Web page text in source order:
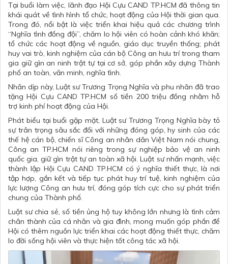
Tại buổi làm việc, lãnh đạo Hội Cựu CAND TP.HCM đã thông tin
khái quát về tình hình tổ chức, hoạt động của Hội thời gian qua.
Trong đó, nổi bật là việc triển khai hiệu quả các chương trình
“Nghĩa tình đồng đội”, chăm lo hội viên có hoàn cảnh khó khăn;
tổ chức các hoạt động về nguồn, giáo dục truyền thống; phát
huy vai trò, kinh nghiệm của cán bộ Công an hưu trí trong tham
gia giữ gìn an ninh trật tự tại cơ sở, góp phần xây dựng Thành
phố an toàn, văn minh, nghĩa tình.
Nhân dịp này, Luật sư Trương Trọng Nghĩa và phu nhân đã trao
tặng Hội Cựu CAND TP.HCM số tiền 200 triệu đồng nhằm hỗ
trợ kinh phíhoạt động của Hội.
Phát biểu tại buổi gặp mặt, Luật sư Trương Trọng Nghĩa bày tỏ
sự trân trọng sâu sắc đối với những đóng góp, hy sinh của các
thế hệ cán bộ, chiến sĩ Công an nhân dân Việt Nam nói chung,
Công an TP.HCM nói riêng trong sự nghiệp bảo vệ an ninh
quốc gia, giữ gìn trật tự an toàn xã hội. Luật sư nhấn mạnh, việc
thành lập Hội Cựu CAND TP.HCM có ý nghĩa thiết thực, là nơi
tập hợp, gắn kết và tiếp tục phát huy trí tuệ, kinh nghiệm của
lực lượng Công an hưu trí, đóng góp tích cực cho sự phát triển
chung của Thành phố.
Luật sư chia sẻ, số tiền ủng hộ tuy không lớn nhưng là tình cảm
chân thành của cá nhân và gia đình, mong muốn góp phần để
Hội có thêm nguồn lực triển khai các hoạt động thiết thực, chăm
lo đời sống hội viên và thực hiện tốt công tác xã hội.